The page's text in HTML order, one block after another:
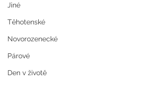
Jiné
Těhotenské
Novorozenecké
Párové
Den v životě